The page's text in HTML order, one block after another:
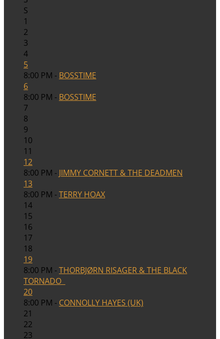
S
1
2
3
4
5
8:00 PM - BOSSTIME
6
8:00 PM - BOSSTIME
7
8
9
10
11
12
8:00 PM - JIMMY CORNETT & THE DEADMEN
13
8:00 PM -TERRY HOAX
14
15
16
17
18
19
8:00 PM -THORBJØRN RISAGER & THE BLACK
TORNADO
20
8:00 PM - CONNOLLY HAYES (UK)
21
22
23